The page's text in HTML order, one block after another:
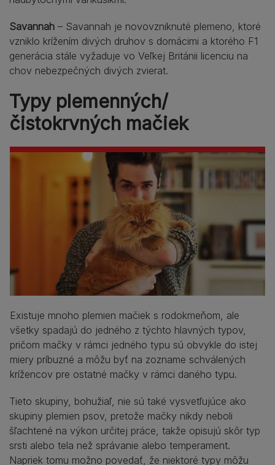
Savannah – Savannah je novovzniknuté plemeno, ktoré
vzniklo krížením divých druhov s domácimi a ktorého F1
generácia stále vyžaduje vo Veľkej Británii licenciu na
chov nebezpečných divých zvierat.
Typy plemenných/
čistokrvných mačiek
Existuje mnoho plemien mačiek s rodokmeňom, ale
všetky spadajú do jedného z týchto hlavných typov,
pričom mačky v rámci jedného typu sú obvykle do istej
miery príbuzné a môžu byť na zozname schválených
krížencov pre ostatné mačky v rámci daného typu.
Tieto skupiny, bohužiaľ, nie sú také vysvetľujúce ako
skupiny plemien psov, pretože mačky nikdy neboli
šľachtené na výkon určitej práce, takže opisujú skôr typ
srsti alebo tela než správanie alebo temperament.
Napriek tomu možno povedať, že niektoré typy môžu